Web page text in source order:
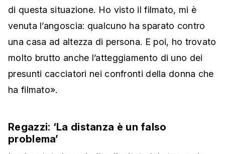
di questa situazione. Ho visto il filmato, mi è
venuta l’angoscia: qualcuno ha sparato contro
una casa ad altezza di persona. E poi, ho trovato
molto brutto anche l’atteggiamento di uno dei
presunti cacciatori nei confronti della donna che
ha filmato».
Regazzi: ‘La distanza è un falso
problema’